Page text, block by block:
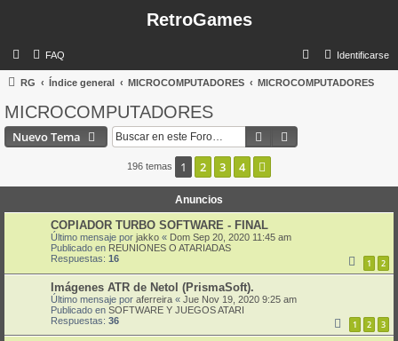
RetroGames
FAQ Identificarse
RG Índice general MICROCOMPUTADORES MICROCOMPUTADORES
MICROCOMPUTADORES
Nuevo Tema Buscar
196 temas 1 2 3 4
Anuncios
COPIADOR TURBO SOFTWARE - FINAL
Último mensaje por jakko « Dom Sep 20, 2020 11:45 am
Publicado en REUNIONES O ATARIADAS
Respuestas: 16 1 2
Imágenes ATR de Netol (PrismaSoft).
Último mensaje por aferreira « Jue Nov 19, 2020 9:25 am
Publicado en SOFTWARE Y JUEGOS ATARI
Respuestas: 36 1 2 3